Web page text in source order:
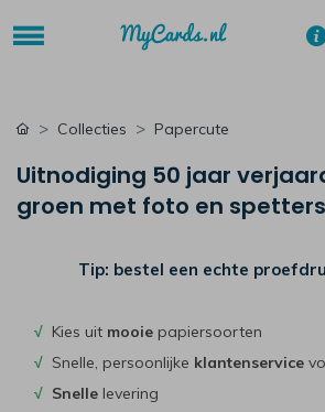
Collecties Papercute
Uitnodiging 50 jaar
groen met foto en spetters
Tip: bestel een echte
√ Kies uit mooie papiersoorten
√ Snelle, persoonlijke klantenservice
√ Snelle levering